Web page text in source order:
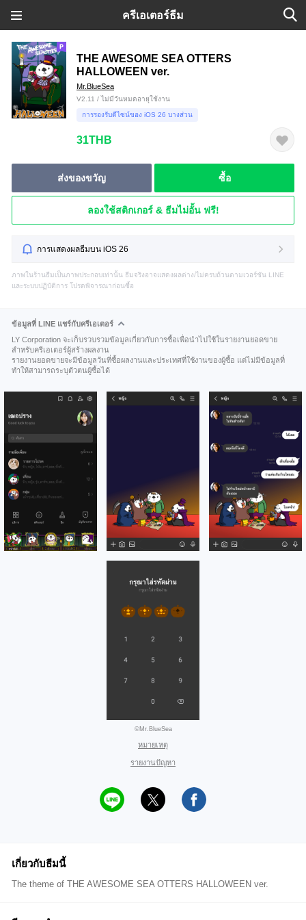
ครีเอเตอร์ธีม
THE AWESOME SEA OTTERS
HALLOWEEN ver.
Mr.BlueSea
V2.11 / ไม่มีวันหมดอายุใช้งาน
การรองรับดีไซน์ของ iOS 26 บางส่วน
31THB
ส่งของขวัญ ซื้อ
ลองใช้สติกเกอร์ & ธีมไม่อั้น ฟรี!
การแสดงผลธีมบน iOS 26
ภาพในร้านธีมเป็นภาพประกอบเท่านั้น ธีมจริงอาจแสดงผลต่าง/ไม่ครบถ้วนตามเวอร์ชัน LINE
และระบบปฏิบัติการ โปรดพิจารณาก่อนซื้อ
ข้อมูลที่ LINE แชร์กับครีเอเตอร์
LY Corporation จะเก็บรวบรวมข้อมูลเกี่ยวกับการซื้อเพื่อนำไปใช้ในรายงานยอดขาย
สำหรับครีเอเตอร์ผู้สร้างผลงาน
รายงานยอดขายจะมีข้อมูลวันที่ซื้อผลงานและประเทศที่ใช้งานของผู้ซื้อ แต่ไม่มีข้อมูลที่
ทำให้สามารถระบุตัวตนผู้ซื้อได้
©Mr.BlueSea
หมายเหตุ
รายงานปัญหา
เกี่ยวกับธีมนี้
The theme of THE AWESOME SEA OTTERS HALLOWEEN ver.